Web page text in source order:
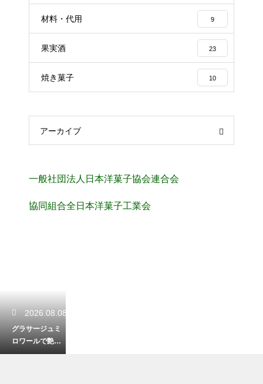
材料・代用 9
果実酒 23
焼き菓子 10
アーカイブ
一般社団法人日本洋菓子協会連合会
協同組合全日本洋菓子工業会
2026.08.08
グラサージュミ
ロワールで艶出
し！ゼラチンを